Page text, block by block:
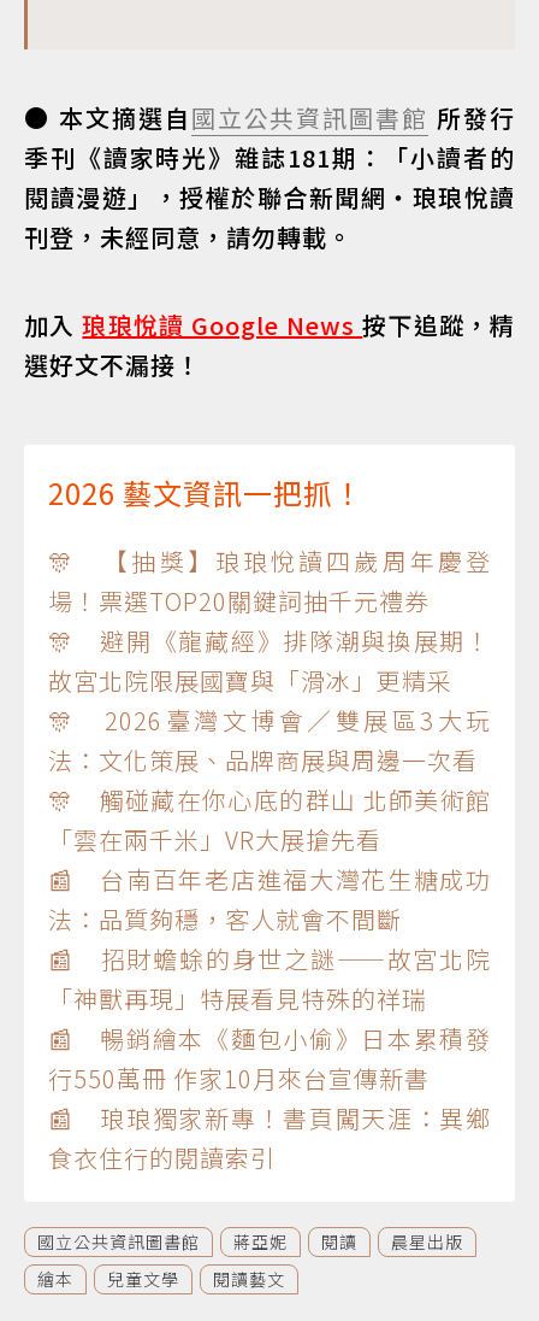
● 本文摘選自國立公共資訊圖書館 所發行
季刊《讀家時光》雜誌181期：「小讀者的
閱讀漫遊」，授權於聯合新聞網‧琅琅悅讀
刊登，未經同意，請勿轉載。
加入琅琅悅讀 Google News按下追蹤，精
選好文不漏接！
2026 藝文資訊一把抓！
🎊 【抽獎】琅琅悅讀四歲周年慶登
場！票選TOP20關鍵詞抽千元禮券
🎊 避開《龍藏經》排隊潮與換展期！
故宮北院限展國寶與「滑冰」更精采
🎊 2026臺灣文博會／雙展區3大玩
法：文化策展、品牌商展與周邊一次看
🎊 觸碰藏在你心底的群山 北師美術館
「雲在兩千米」VR大展搶先看
📰 台南百年老店進福大灣花生糖成功
法：品質夠穩，客人就會不間斷
📰 招財蟾蜍的身世之謎——故宮北院
「神獸再現」特展看見特殊的祥瑞
📰 暢銷繪本《麵包小偷》日本累積發
行550萬冊 作家10月來台宣傳新書
📰 琅琅獨家新專！書頁闖天涯：異鄉
食衣住行的閱讀索引
國立公共資訊圖書館 蔣亞妮 閱讀
晨星出版
繪本
兒童文學 閱讀藝文